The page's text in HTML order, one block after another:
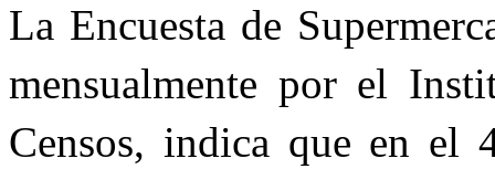
La Encuesta de
mensualmente por el
Censos, indica que en